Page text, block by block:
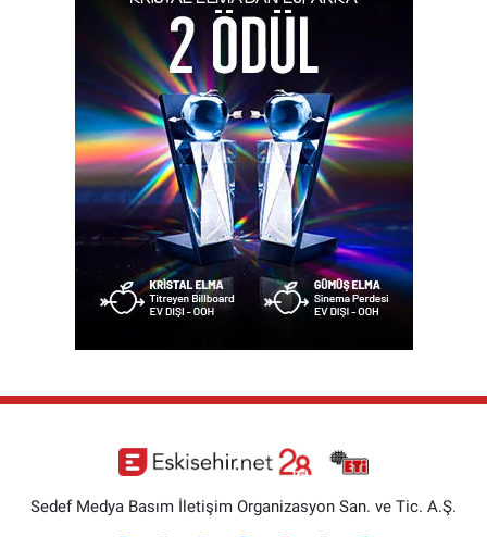
Sedef Medya Basım İletişim Organizasyon San. ve Tic. A.Ş.